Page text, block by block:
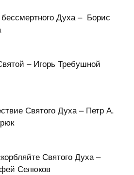
Духа – Борис
– Игорь Требушной
Святого Духа – Петр А.
Святого Духа –
Селюков